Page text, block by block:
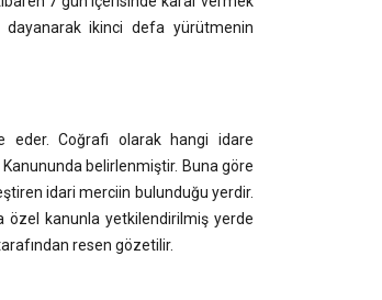
dayanarak ikinci defa yürütmenin
eder. Coğrafi olarak hangi idare
belirlenmiştir. Buna göre
idari merciin bulunduğu yerdir.
özel kanunla yetkilendirilmiş yerde
resen gözetilir.